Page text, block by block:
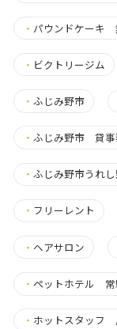
・ パウンドケーキ
・ ビクトリージム
・ ふじみ野市
・ ふじみ野市 貸事
・ ふじみ野市うれ
・ フリーレント
・ ヘアサロン
・ ペットホテル
・ ホットスタッフ